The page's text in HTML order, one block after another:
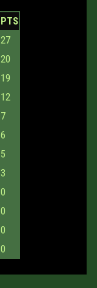
PTS
27
20
19
12
7
6
5
3
0
0
0
0